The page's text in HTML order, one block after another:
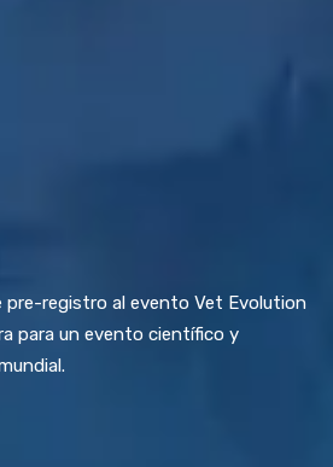
pre-registro al evento Vet Evolution
para un evento científico y